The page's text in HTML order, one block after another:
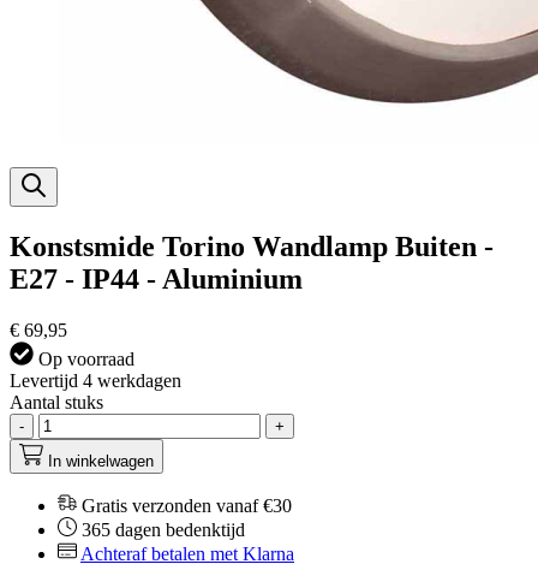
Konstsmide Torino Wandlamp Buiten -
E27 - IP44 - Aluminium
€ 69,95
Op voorraad
Levertijd 4 werkdagen
Aantal stuks
-
+
In winkelwagen
Gratis verzonden vanaf €30
365 dagen bedenktijd
Achteraf betalen met Klarna